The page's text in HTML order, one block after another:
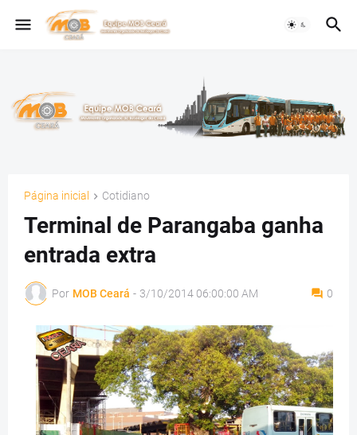
Página inicial Cotidiano
Terminal de Parangaba ganha
entrada extra
Por MOB Ceará - 3/10/2014 06:00:00 AM 0